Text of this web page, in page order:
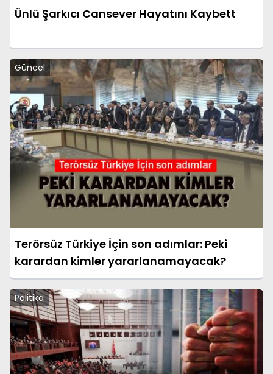
Ünlü Şarkıcı Cansever Hayatını Kaybett
Güncel
Terörsüz Türkiye İçin son adımlar: Peki
karardan kimler yararlanamayacak?
Politika